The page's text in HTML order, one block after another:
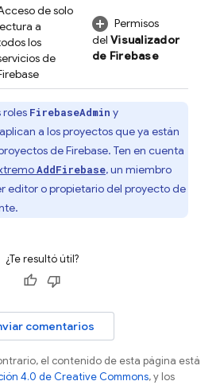
de solo
a
los
de
Permisos
del Visualizador
de Firebase
roles FirebaseAdmin y
a los proyectos que ya están
de Firebase. Ten en cuenta
AddFirebase, un miembro
editor o propietario del proyecto de
¿Te resultó útil?
comentarios
el contenido de esta página está
4.0 de Creative Commons, y los